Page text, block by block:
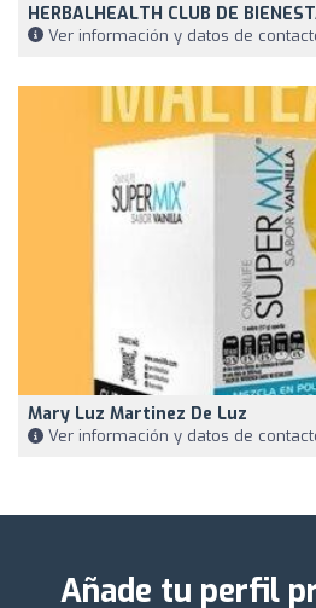
HERBALHEALTH CLUB DE
Ver información y datos de
Mary Luz Martinez De Luz
Ver información y datos de
Añade tu perfil